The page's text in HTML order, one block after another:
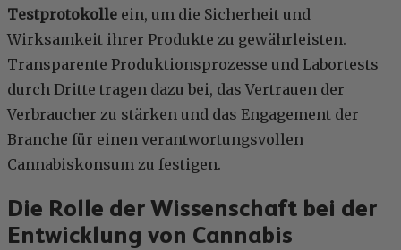
Testprotokolle ein, um die Sicherheit und
Wirksamkeit ihrer Produkte zu gewährleisten.
Transparente Produktionsprozesse und Labortests
durch Dritte tragen dazu bei, das Vertrauen der
Verbraucher zu stärken und das Engagement der
Branche für einen verantwortungsvollen
Cannabiskonsum zu festigen.
Die Rolle der Wissenschaft bei der
Entwicklung von Cannabis